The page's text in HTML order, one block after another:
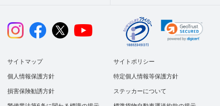
サイトマップ サイトポリシー
個人情報保護方針 特定個人情報等保護方針
損害保険勧誘方針 ステッカーについて